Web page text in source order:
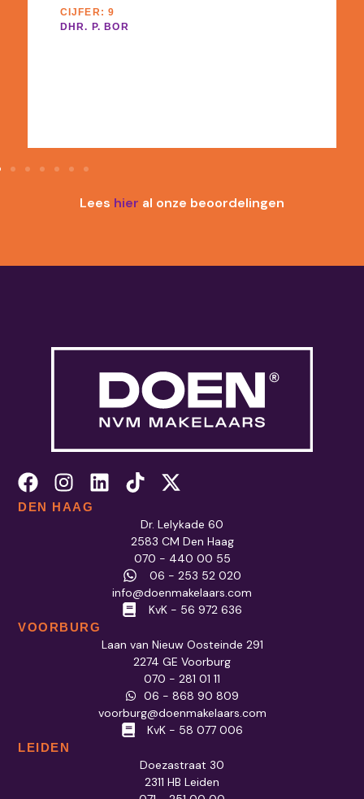
CIJFER: 9
DHR. P. BOR
Lees hier al onze beoordelingen
DEN HAAG
Dr. Lelykade 60
2583 CM Den Haag
070 - 440 00 55
06 - 253 52 020
info@doenmakelaars.com
KvK - 56 972 636
VOORBURG
Laan van Nieuw Oosteinde 291
2274 GE Voorburg
070 - 281 01 11
06 - 868 90 809
voorburg@doenmakelaars.com
KvK - 58 077 006
LEIDEN
Doezastraat 30
2311 HB Leiden